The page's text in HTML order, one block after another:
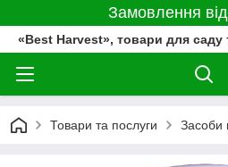
Замовлення
«Best Harvest», товари для саду
Товари та послуги Засоби